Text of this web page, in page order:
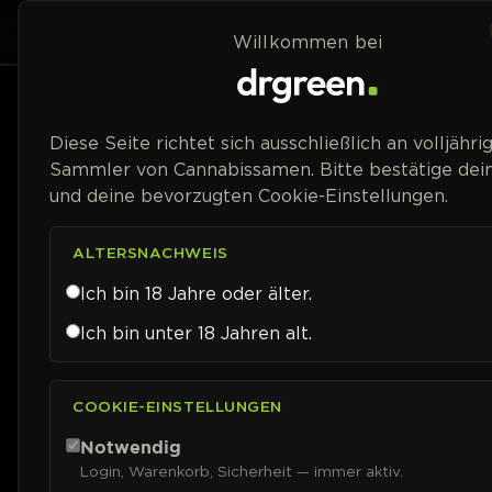
Zum Inhalt springen
Home
Willkommen bei
Diese Seite richtet sich ausschließlich an
Sammler von Cannabissamen. Bitte bestätige
und deine bevorzugten Cookie-Einstellungen.
ALTERSNACHWEIS
Ich bin 18 Jahre oder älter.
Ich bin unter 18 Jahren alt.
COOKIE-EINSTELLUNGEN
Notwendig
Login, Warenkorb, Sicherheit — immer aktiv.